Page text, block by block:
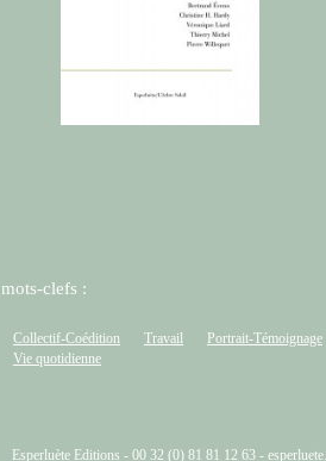
mots-clefs :
Collectif-Coédition
Vie quotidienne
Travail Portrait-Témoignage
Esperluète Editions - 00 32 (0) 81 81 12 63 -